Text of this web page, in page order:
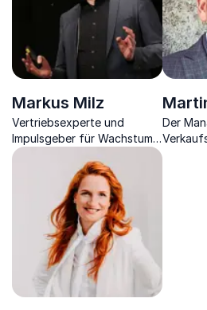
Markus Milz
Vertriebsexperte und
Impulsgeber für Wachstum,
Change Management und
Transformation
Der